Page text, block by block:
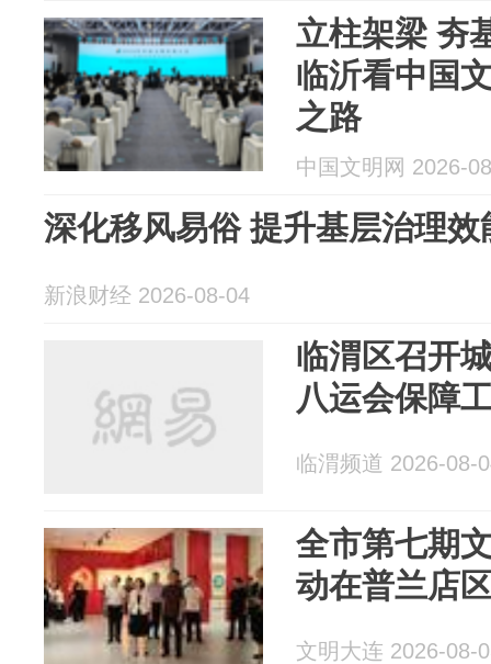
立柱架梁
临沂看中国
之路
中国文明网 2026-
深化移风易俗 提升基层治理效
新浪财经 2026-08-04
临渭区召开
八运会保障
临渭频道 2026-08-
全市第七期
动在普兰店
文明大连 2026-08-